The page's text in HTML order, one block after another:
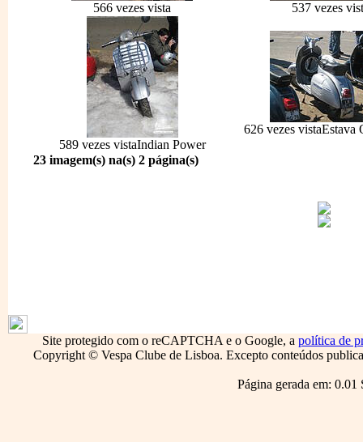
566 vezes vista 537 vezes
589 vezes vistaIndian Power
626 vezes vistaEstava
23 imagem(s) na(s) 2 página(s)
Site protegido com o reCAPTCHA e o Google, a política de
Copyright © Vespa Clube de Lisboa. Excepto conteúdos
Página gerada em: 0.01